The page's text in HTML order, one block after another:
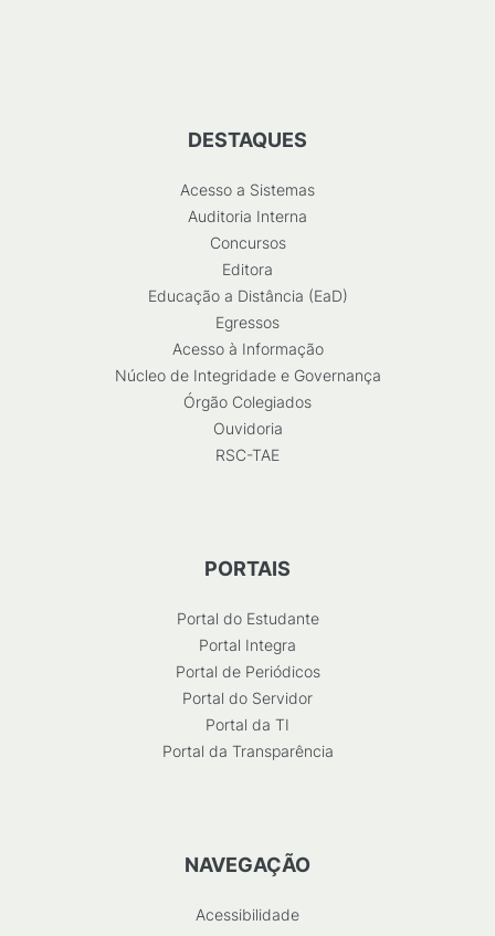
DESTAQUES
Acesso a Sistemas
Auditoria Interna
Concursos
Editora
Educação a Distância (EaD)
Egressos
Acesso à Informação
Núcleo de Integridade e Governança
Órgão Colegiados
Ouvidoria
RSC-TAE
PORTAIS
Portal do Estudante
Portal Integra
Portal de Periódicos
Portal do Servidor
Portal da TI
Portal da Transparência
NAVEGAÇÃO
Acessibilidade